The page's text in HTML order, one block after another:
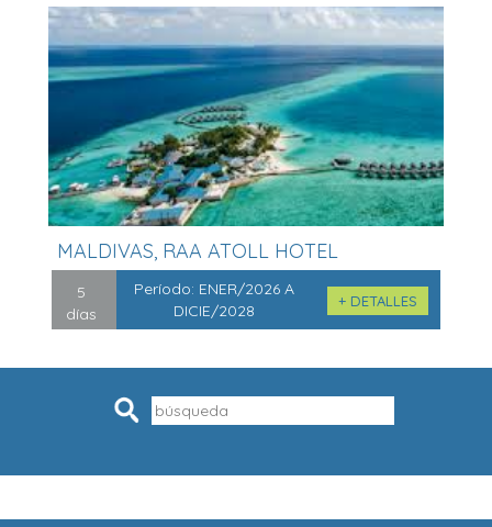
MALDIVAS, RAA ATOLL HOTEL
KUDAFUSHI ...
5
días
Período: ENER/2026 A
DICIE/2028
+ DETALLES
Pesquisar